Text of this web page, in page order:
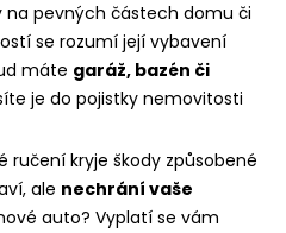
na pevných částech domu či
se rozumí její vybavení
máte garáž, bazén či
je do pojistky nemovitosti
ručení kryje škody způsobené
ale nechrání vaše
auto? Vyplatí se vám